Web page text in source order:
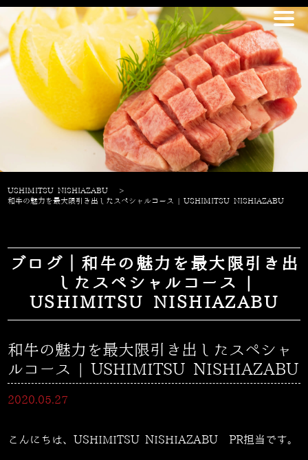
USHIMITSU NISHIAZABU
>
和牛の魅力を最大限引き出したスペシャルコース | USHIMITSU NISHIAZABU
ブログ｜和牛の魅力を最大限引き出
したスペシャルコース |
USHIMITSU NISHIAZABU
和牛の魅力を最大限引き出したスペシャ
ルコース | USHIMITSU NISHIAZABU
2020.05.27
こんにちは、USHIMITSU NISHIAZABU PR担当です。